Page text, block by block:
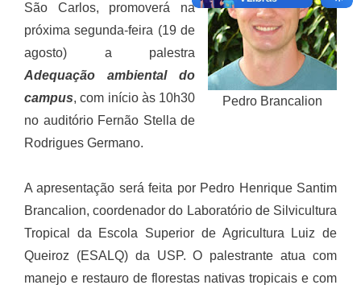
Pedro Brancalion
São Carlos, promoverá na
próxima segunda-feira (19 de
agosto) a palestra
Adequação ambiental do
campus, com início às 10h30
no auditório Fernão Stella de
Rodrigues Germano.
A apresentação será feita por Pedro Henrique Santim
Brancalion, coordenador do Laboratório de Silvicultura
Tropical da Escola Superior de Agricultura Luiz de
Queiroz (ESALQ) da USP. O palestrante atua com
manejo e restauro de florestas nativas tropicais e com